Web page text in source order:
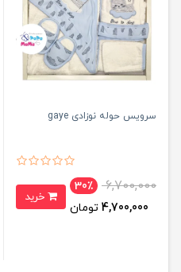
سرویس حوله نوزادی gaye
6,700,000
30٪
4,700,000 تومان